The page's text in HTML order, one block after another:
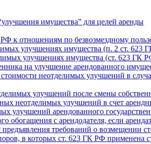
имущества” для целей аренды
к отношениям по безвозмездному
улучшениях имущества (п. 2 ст. 623
улучшениях имущества (ст. 623 ГК
на улучшение арендованного
неотделимых улучшений в
улучшений после смены
неотделимых улучшений в счет
улучшений арендованного
обогащения с арендодателя, если
требований о возмещении
в которых ст. 623 ГК РФ применена